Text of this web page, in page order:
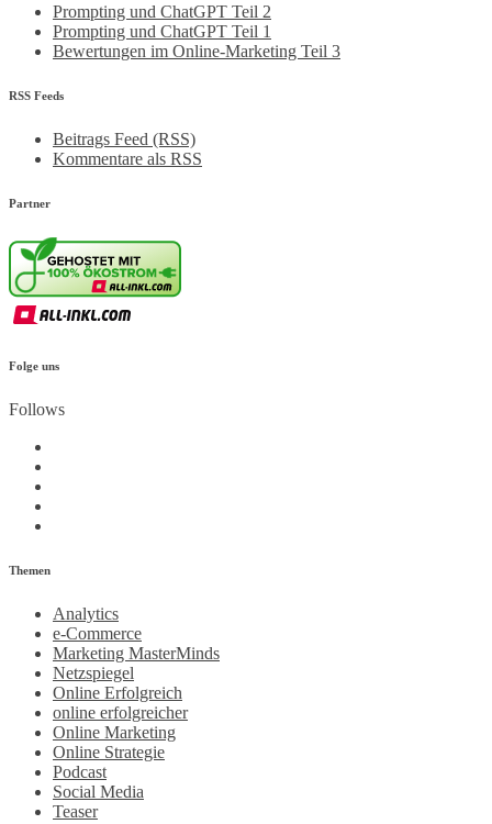
Prompting und ChatGPT Teil 2
Prompting und ChatGPT Teil 1
Bewertungen im Online-Marketing Teil 3
RSS Feeds
Beitrags Feed (RSS)
Kommentare als RSS
Partner
Folge uns
Follows
Themen
Analytics
e-Commerce
Marketing MasterMinds
Netzspiegel
Online Erfolgreich
online erfolgreicher
Online Marketing
Online Strategie
Podcast
Social Media
Teaser